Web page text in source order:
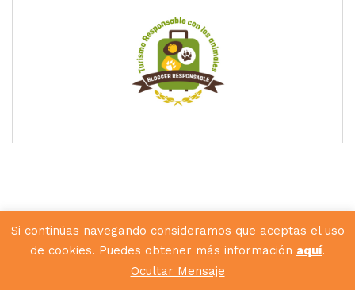
Diseñado porHunkey Dorey
Si continúas navegando consideramos que aceptas el uso
de cookies. Puedes obtener más información aquí.
Ocultar Mensaje